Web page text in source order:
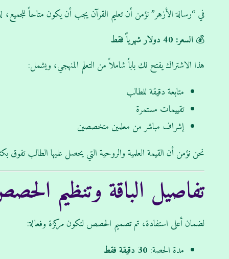
في “رسالة الأزهر” نؤمن أن تعليم القرآن يجب أن يكون متاحاً للجميع،
💰 السعر: 40 دولار شهرياً فقط
هذا الاشتراك يفتح لك باباً شاملاً من التعلم المنهجي، ويشمل:
متابعة دقيقة للطالب
تقييمات مستمرة
إشراف مباشر من معلمين متخصصين
نحن نؤمن أن القيمة العلمية والروحية التي يحصل عليها الطالب تفوق
تفاصيل الباقة وتنظيم
لضمان أعلى استفادة، تم تصميم الحصص لتكون مركزة وفعالة:
مدة الحصة: 30 دقيقة فقط